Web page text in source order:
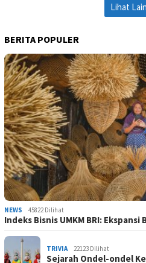
Lihat
BERITA POPULER
NEWS 45822 Dilihat
Indeks Bisnis UMKM BRI: Ekspansi
TRIVIA 22123 Dilihat
Sejarah Ondel-ondel